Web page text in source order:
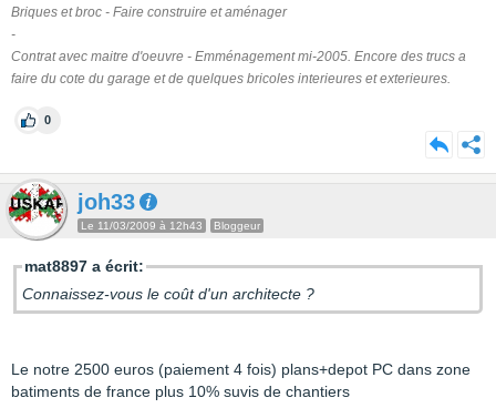
Briques et broc - Faire construire et aménager
-
Contrat avec maitre d'oeuvre - Emménagement mi-2005. Encore des trucs a
faire du cote du garage et de quelques bricoles interieures et exterieures.
0
joh33
Le 11/03/2009 à 12h43 Bloggeur
mat8897 a écrit:
Connaissez-vous le coût d'un architecte ?
Le notre 2500 euros (paiement 4 fois) plans+depot PC dans zone
batiments de france plus 10% suvis de chantiers